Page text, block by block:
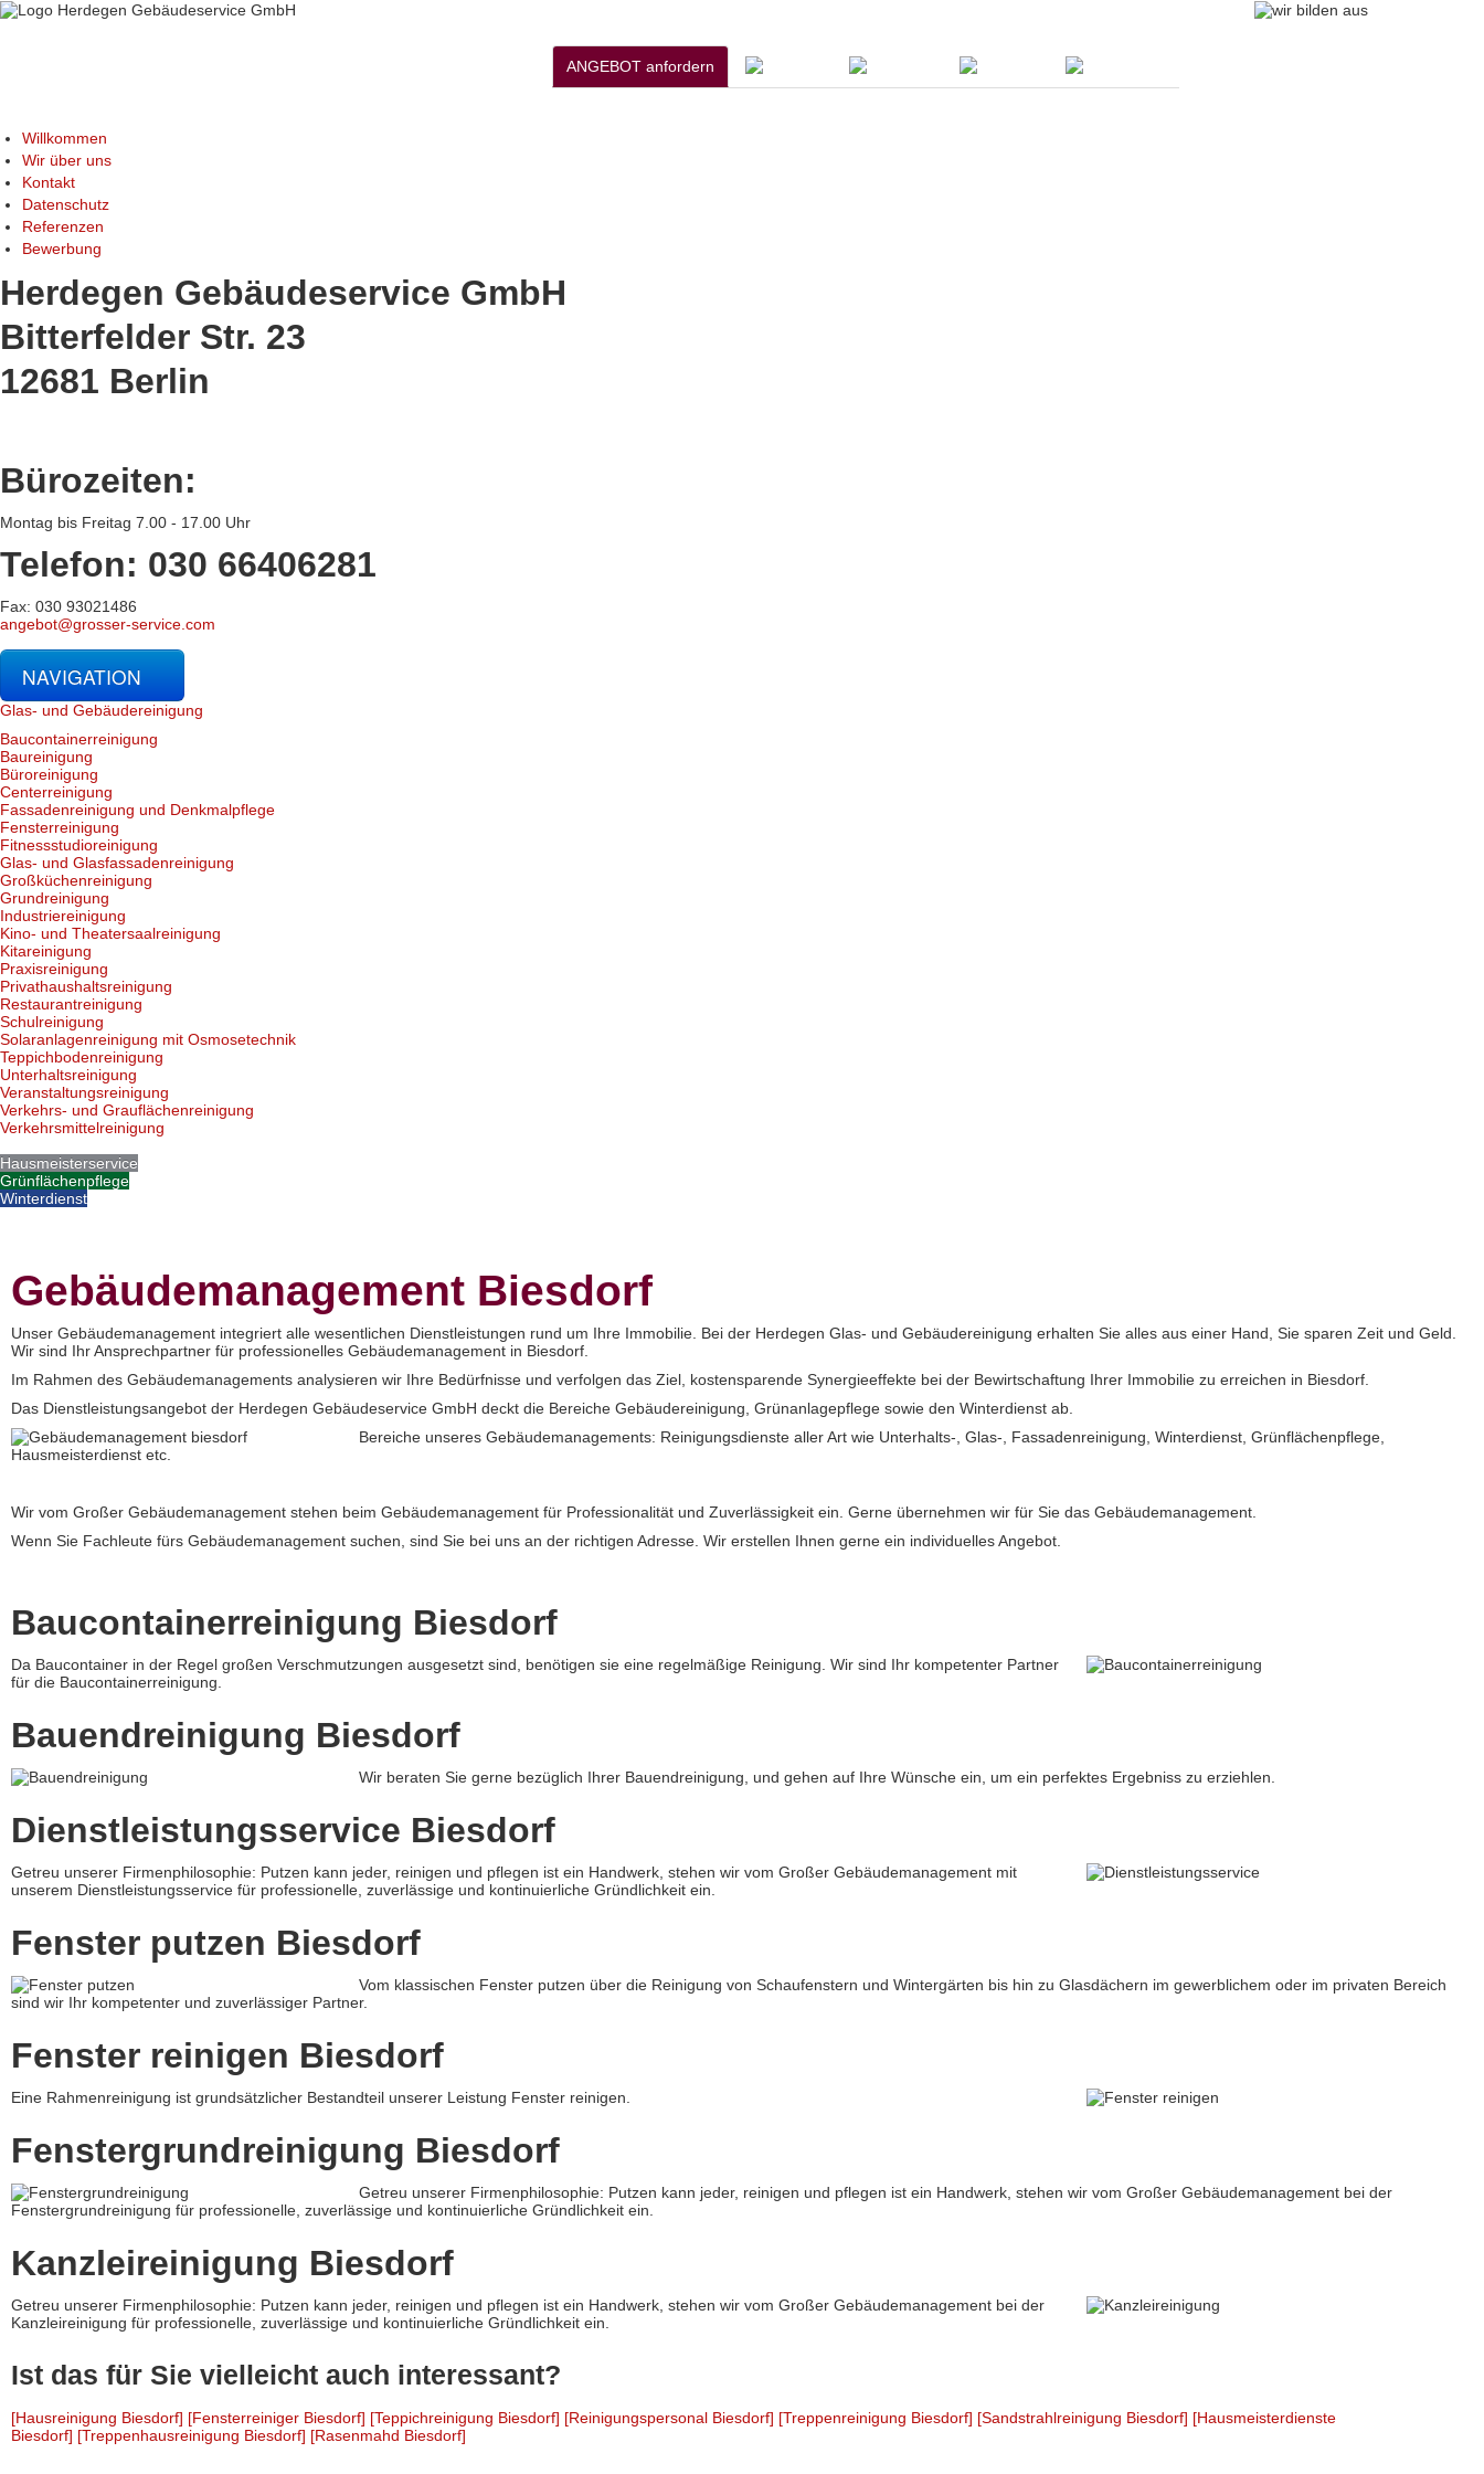
ANGEBOT anfordern
Willkommen
Wir über uns
Kontakt
Datenschutz
Referenzen
Bewerbung
Herdegen Gebäudeservice GmbH
Bitterfelder Str. 23
12681 Berlin
Bürozeiten:
Montag bis Freitag 7.00 - 17.00 Uhr
Telefon: 030 66406281
Fax: 030 93021486
angebot@grosser-service.com
NAVIGATION
Glas- und Gebäudereinigung
Baucontainerreinigung
Baureinigung
Büroreinigung
Centerreinigung
Fassadenreinigung und Denkmalpflege
Fensterreinigung
Fitnessstudioreinigung
Glas- und Glasfassadenreinigung
Großküchenreinigung
Grundreinigung
Industriereinigung
Kino- und Theatersaalreinigung
Kitareinigung
Praxisreinigung
Privathaushaltsreinigung
Restaurantreinigung
Schulreinigung
Solaranlagenreinigung mit Osmosetechnik
Teppichbodenreinigung
Unterhaltsreinigung
Veranstaltungsreinigung
Verkehrs- und Grauflächenreinigung
Verkehrsmittelreinigung
Hausmeisterservice
Grünflächenpflege
Winterdienst
Gebäudemanagement Biesdorf
Unser Gebäudemanagement integriert alle wesentlichen Dienstleistungen rund um Ihre Immobilie. Bei der Herdegen Glas- und Gebäudereinigung erhalten Sie alles aus einer Hand, Sie sparen Zeit und Geld.
Wir sind Ihr Ansprechpartner für professionelles Gebäudemanagement in Biesdorf.
Im Rahmen des Gebäudemanagements analysieren wir Ihre Bedürfnisse und verfolgen das Ziel, kostensparende Synergieeffekte bei der Bewirtschaftung Ihrer Immobilie zu erreichen in Biesdorf.
Das Dienstleistungsangebot der Herdegen Gebäudeservice GmbH deckt die Bereiche Gebäudereinigung, Grünanlagepflege sowie den Winterdienst ab.
Bereiche unseres Gebäudemanagements: Reinigungsdienste aller Art wie Unterhalts-, Glas-, Fassadenreinigung, Winterdienst, Grünflächenpflege,
Hausmeisterdienst etc.
Wir vom Großer Gebäudemanagement stehen beim Gebäudemanagement für Professionalität und Zuverlässigkeit ein. Gerne übernehmen wir für Sie das Gebäudemanagement.
Wenn Sie Fachleute fürs Gebäudemanagement suchen, sind Sie bei uns an der richtigen Adresse. Wir erstellen Ihnen gerne ein individuelles Angebot.
Baucontainerreinigung Biesdorf
Da Baucontainer in der Regel großen Verschmutzungen ausgesetzt sind, benötigen sie eine regelmäßige Reinigung. Wir sind Ihr kompetenter Partner
für die Baucontainerreinigung.
Bauendreinigung Biesdorf
Wir beraten Sie gerne bezüglich Ihrer Bauendreinigung, und gehen auf Ihre Wünsche ein, um ein perfektes Ergebniss zu erziehlen.
Dienstleistungsservice Biesdorf
Getreu unserer Firmenphilosophie: Putzen kann jeder, reinigen und pflegen ist ein Handwerk, stehen wir vom Großer Gebäudemanagement mit
unserem Dienstleistungsservice für professionelle, zuverlässige und kontinuierliche Gründlichkeit ein.
Fenster putzen Biesdorf
Vom klassischen Fenster putzen über die Reinigung von Schaufenstern und Wintergärten bis hin zu Glasdächern im gewerblichem oder im privaten Bereich
sind wir Ihr kompetenter und zuverlässiger Partner.
Fenster reinigen Biesdorf
Eine Rahmenreinigung ist grundsätzlicher Bestandteil unserer Leistung Fenster reinigen.
Fenstergrundreinigung Biesdorf
Getreu unserer Firmenphilosophie: Putzen kann jeder, reinigen und pflegen ist ein Handwerk, stehen wir vom Großer Gebäudemanagement bei der
Fenstergrundreinigung für professionelle, zuverlässige und kontinuierliche Gründlichkeit ein.
Kanzleireinigung Biesdorf
Getreu unserer Firmenphilosophie: Putzen kann jeder, reinigen und pflegen ist ein Handwerk, stehen wir vom Großer Gebäudemanagement bei der
Kanzleireinigung für professionelle, zuverlässige und kontinuierliche Gründlichkeit ein.
Ist das für Sie vielleicht auch interessant?
[Hausreinigung Biesdorf] [Fensterreiniger Biesdorf] [Teppichreinigung Biesdorf] [Reinigungspersonal Biesdorf] [Treppenreinigung Biesdorf] [Sandstrahlreinigung Biesdorf] [Hausmeisterdienste
Biesdorf] [Treppenhausreinigung Biesdorf] [Rasenmahd Biesdorf]